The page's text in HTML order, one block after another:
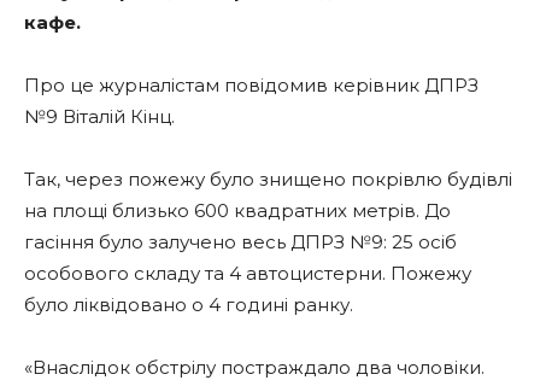
кафе.
Про це журналістам повідомив керівник ДПРЗ
№9 Віталій Кінц.
Так, через пожежу було знищено покрівлю будівлі
на площі близько 600 квадратних метрів. До
гасіння було залучено весь ДПРЗ №9: 25 осіб
особового складу та 4 автоцистерни. Пожежу
було ліквідовано о 4 годині ранку.
«Внаслідок обстрілу постраждало два чоловіки.